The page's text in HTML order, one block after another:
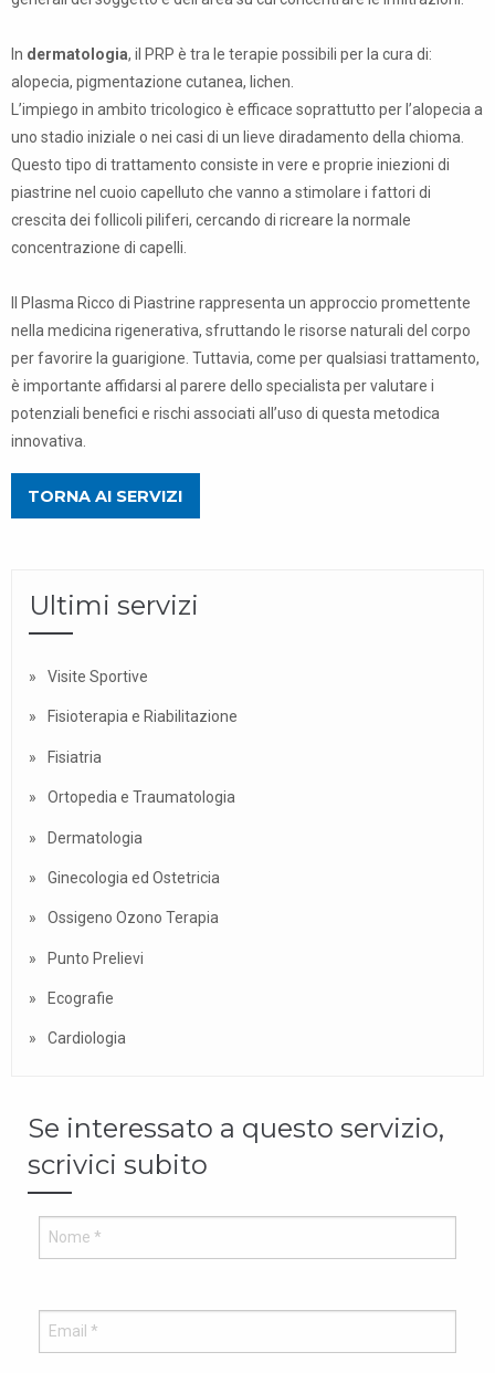
In dermatologia, il PRP è tra le terapie possibili per la cura di:
alopecia, pigmentazione cutanea, lichen.
L’impiego in ambito tricologico è efficace soprattutto per l’alopecia a
uno stadio iniziale o nei casi di un lieve diradamento della chioma.
Questo tipo di trattamento consiste in vere e proprie iniezioni di
piastrine nel cuoio capelluto che vanno a stimolare i fattori di
crescita dei follicoli piliferi, cercando di ricreare la normale
concentrazione di capelli.
Il Plasma Ricco di Piastrine rappresenta un approccio promettente
nella medicina rigenerativa, sfruttando le risorse naturali del corpo
per favorire la guarigione. Tuttavia, come per qualsiasi trattamento,
è importante affidarsi al parere dello specialista per valutare i
potenziali benefici e rischi associati all’uso di questa metodica
innovativa.
TORNA AI SERVIZI
Ultimi servizi
Visite Sportive
Fisioterapia e Riabilitazione
Fisiatria
Ortopedia e Traumatologia
Dermatologia
Ginecologia ed Ostetricia
Ossigeno Ozono Terapia
Punto Prelievi
Ecografie
Cardiologia
Se interessato a questo servizio,
scrivici subito